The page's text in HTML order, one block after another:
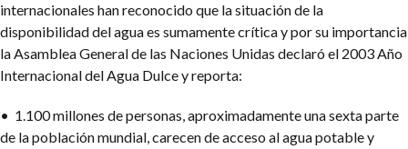
internacionales han reconocido que la situación de la
disponibilidad del agua es sumamente crítica y por su importancia
la Asamblea General de las Naciones Unidas declaró el 2003 Año
Internacional del Agua Dulce y reporta:
• 1.100 millones de personas, aproximadamente una sexta parte
de la población mundial, carecen de acceso al agua potable y